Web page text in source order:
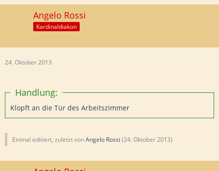
Angelo Rossi
Kardinaldiakon
24. Oktober 2013
Handlung:
Klopft an die Tür des Arbeitszimmer
Einmal editiert, zuletzt vonAngelo Rossi (24. Oktober 2013)